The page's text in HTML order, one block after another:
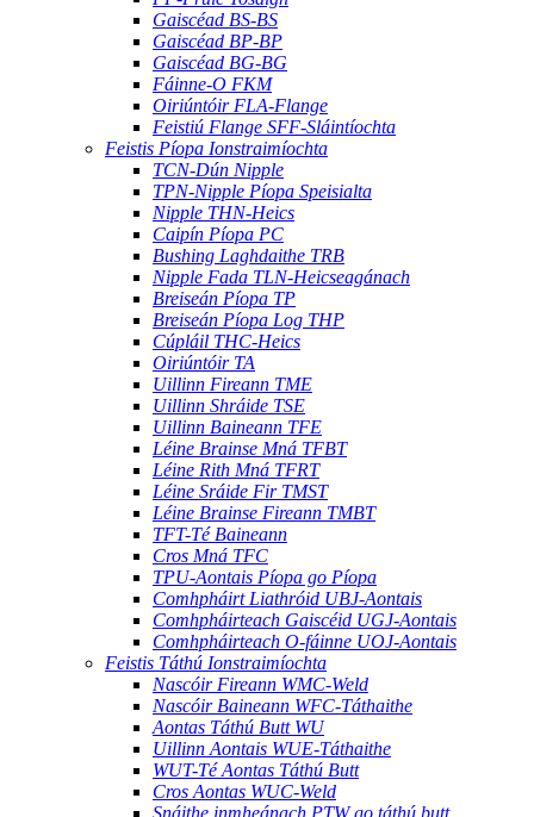
Gaiscéad BS-BS
Gaiscéad BP-BP
Gaiscéad BG-BG
Fáinne-O FKM
Oiriúntóir FLA-Flange
Feistiú Flange SFF-Sláintíochta
Feistis Píopa Ionstraimíochta
TCN-Dún Nipple
TPN-Nipple Píopa Speisialta
Nipple THN-Heics
Caipín Píopa PC
Bushing Laghdaithe TRB
Nipple Fada TLN-Heicseagánach
Breiseán Píopa TP
Breiseán Píopa Log THP
Cúpláil THC-Heics
Oiriúntóir TA
Uillinn Fireann TME
Uillinn Shráide TSE
Uillinn Baineann TFE
Léine Brainse Mná TFBT
Léine Rith Mná TFRT
Léine Sráide Fir TMST
Léine Brainse Fireann TMBT
TFT-Té Baineann
Cros Mná TFC
TPU-Aontais Píopa go Píopa
Comhpháirt Liathróid UBJ-Aontais
Comhpháirteach Gaiscéid UGJ-Aontais
Comhpháirteach O-fáinne UOJ-Aontais
Feistis Táthú Ionstraimíochta
Nascóir Fireann WMC-Weld
Nascóir Baineann WFC-Táthaithe
Aontas Táthú Butt WU
Uillinn Aontais WUE-Táthaithe
WUT-Té Aontas Táthú Butt
Cros Aontas WUC-Weld
Snáithe inmheánach PTW go táthú butt